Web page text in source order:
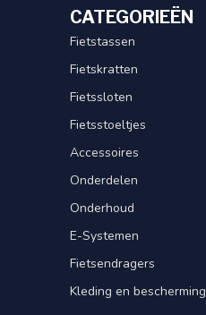
CATEGORIEËN
Fietstassen
Fietskratten
Fietssloten
Fietsstoeltjes
Accessoires
Onderdelen
Onderhoud
E-Systemen
Fietsendragers
Kleding en bescherming